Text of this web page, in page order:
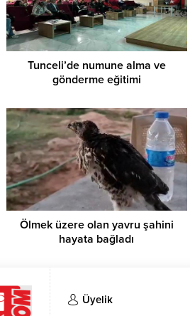
Tunceli’de numune alma ve
gönderme eğitimi
Ölmek üzere olan yavru şahini
hayata bağladı
Üyelik